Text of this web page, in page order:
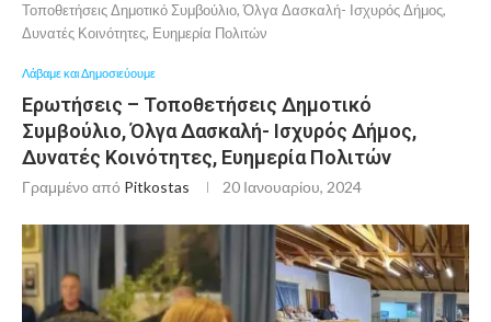
Τοποθετήσεις Δημοτικό Συμβούλιο, Όλγα Δασκαλή- Ισχυρός Δήμος,
Δυνατές Κοινότητες, Ευημερία Πολιτών
Λάβαμε και Δημοσιεύουμε
Ερωτήσεις – Τοποθετήσεις Δημοτικό
Συμβούλιο, Όλγα Δασκαλή- Ισχυρός Δήμος,
Δυνατές Κοινότητες, Ευημερία Πολιτών
Γραμμένο από Pitkostas 20 Ιανουαρίου, 2024